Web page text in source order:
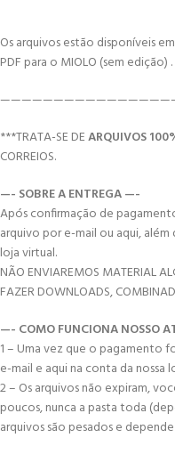
Os arquivos estão disponíveis
PDF para o MIOLO (sem edição) .
***TRATA-SE DEARQUIVOS
CORREIOS.
—- SOBRE A ENTREGA —-
Após confirmação de
arquivo por e-mail ou aqui,
loja virtual.
NÃO ENVIAREMOS MATERIAL
FAZER DOWNLOADS,
—- COMO FUNCIONA NOSSO
1 – Uma vez que o pagamento
e-mail e aqui na conta da nossa
2 – Os arquivos não expiram,
poucos, nunca a pasta toda
arquivos são pesados e